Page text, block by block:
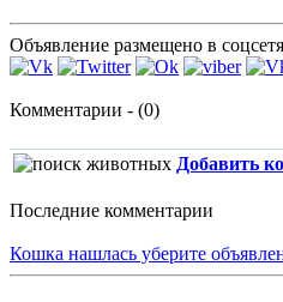
Объявление размещено в
Комментарии - (0)
Добавить
Последние комментарии
Кошка нашлась уберите